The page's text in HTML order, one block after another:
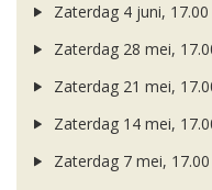
Zaterdag 4 juni,
Zaterdag 28 mei,
Zaterdag 21 mei,
Zaterdag 14 mei,
Zaterdag 7 mei,